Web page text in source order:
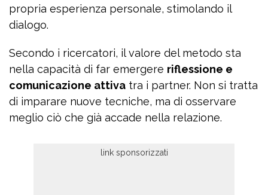
propria esperienza personale, stimolando il
dialogo.
Secondo i ricercatori, il valore del metodo sta
nella capacità di far emergere riflessione e
comunicazione attiva tra i partner. Non si tratta
di imparare nuove tecniche, ma di osservare
meglio ciò che già accade nella relazione.